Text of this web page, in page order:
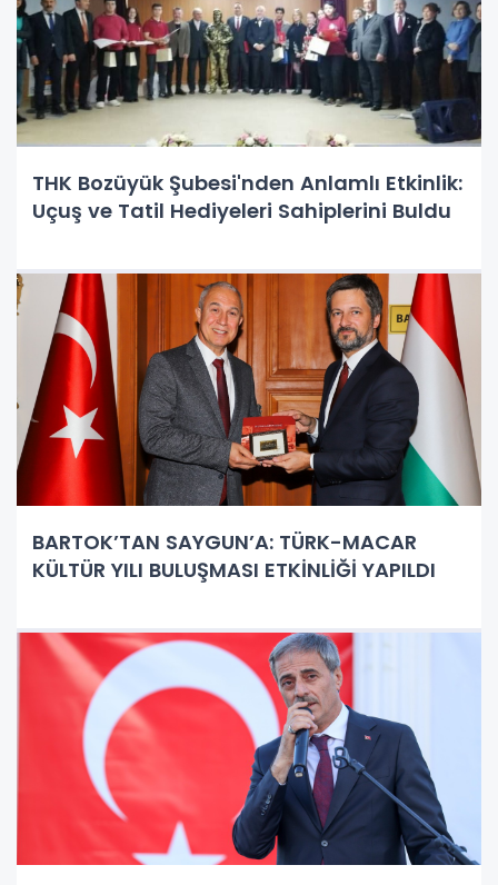
THK Bozüyük Şubesi'nden Anlamlı Etkinlik:
Uçuş ve Tatil Hediyeleri Sahiplerini Buldu
BARTOK’TAN SAYGUN’A: TÜRK-MACAR
KÜLTÜR YILI BULUŞMASI ETKİNLİĞİ YAPILDI